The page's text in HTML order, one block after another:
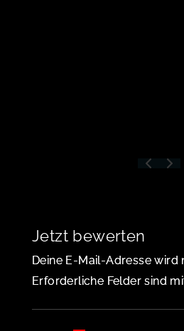
Jetzt bewerten
Deine E-Mail-Adresse wird
Erforderliche Felder sind